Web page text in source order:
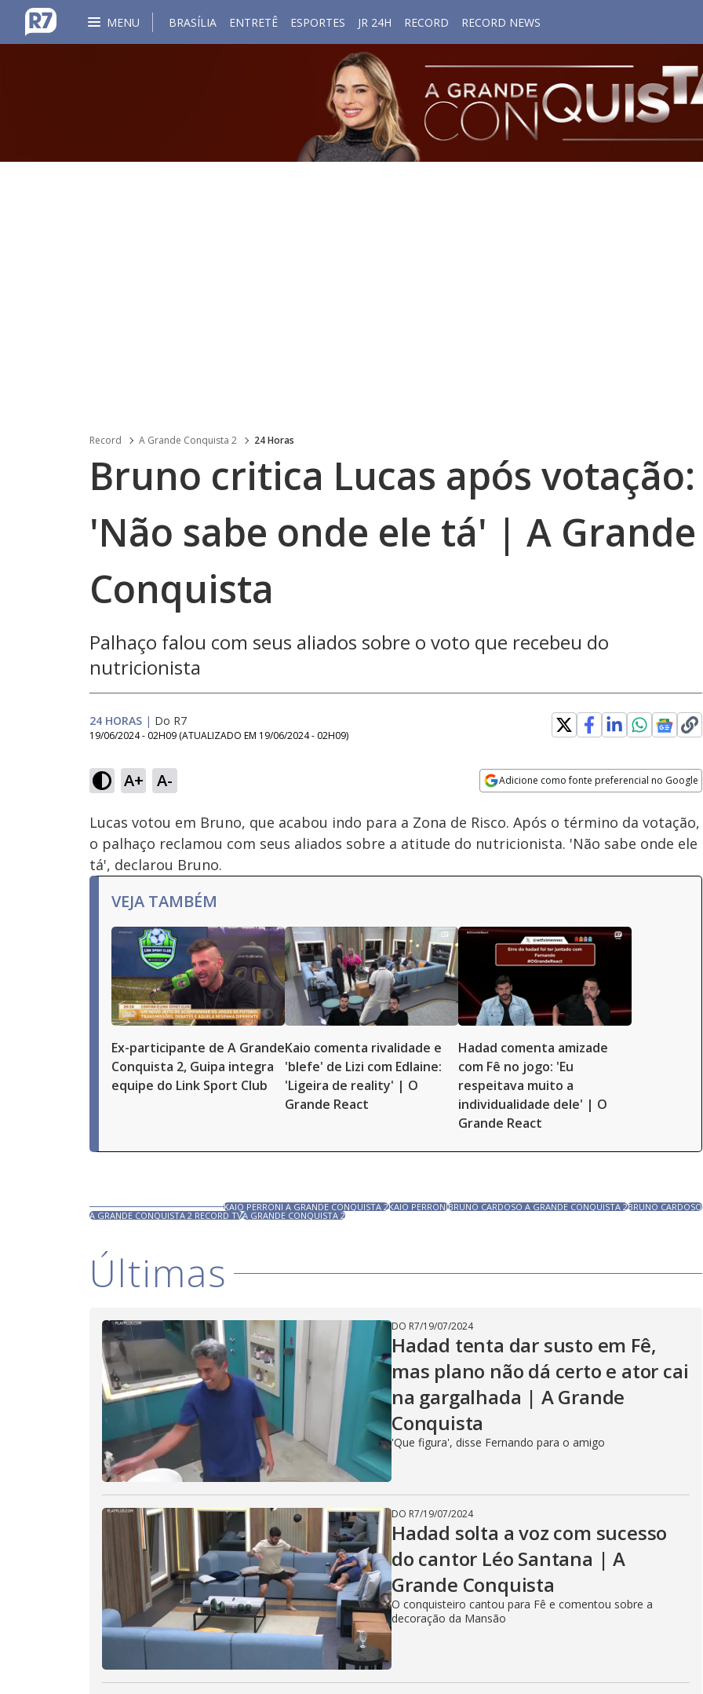
MENU BRASÍLIA ENTRETÊ ESPORTES JR 24H RECORD RECORD NEWS
Record A Grande Conquista 2 24 Horas
Bruno critica Lucas após votação:
'Não sabe onde ele tá' | A Grande
Conquista
Palhaço falou com seus aliados sobre o voto que recebeu do
nutricionista
24 HORAS | Do R7
19/06/2024 - 02H09 (ATUALIZADO EM 19/06/2024 - 02H09)
A+ A- Adicione como fonte preferencial no Google
Ativar
Som
Velocidade
Lucas votou em Bruno, que acabou indo para a Zona de Risco. Após o término da votação,
o palhaço reclamou com seus aliados sobre a atitude do nutricionista. 'Não sabe onde ele
tá', declarou Bruno.
VEJA TAMBÉM
Ex-participante de A Grande
Conquista 2, Guipa integra
equipe do Link Sport Club
Kaio comenta rivalidade e
'blefe' de Lizi com Edlaine:
'Ligeira de reality' | O
Grande React
Hadad comenta amizade
com Fê no jogo: 'Eu
respeitava muito a
individualidade dele' | O
Grande React
KAIO PERRONI A GRANDE CONQUISTA 2KAIO PERRONIBRUNO CARDOSO A GRANDE CONQUISTA 2BRUNO CARDOSO
A GRANDE CONQUISTA 2 RECORD TVA GRANDE CONQUISTA 2
Últimas
DO R7/19/07/2024
Hadad tenta dar susto em Fê,
mas plano não dá certo e ator cai
na gargalhada | A Grande
Conquista
'Que figura', disse Fernando para o amigo
DO R7/19/07/2024
Hadad solta a voz com sucesso
do cantor Léo Santana | A
Grande Conquista
O conquisteiro cantou para Fê e comentou sobre a
decoração da Mansão